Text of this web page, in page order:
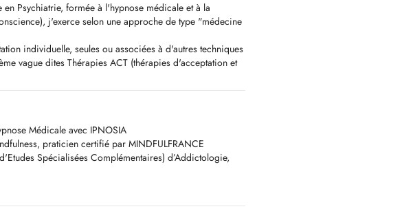
Psychiatrie, formée à l'hypnose médicale et à la
j'exerce selon une approche de type "médecine
individuelle, seules ou associées à d'autres techniques
vague dites Thérapies ACT (thérapies d'acceptation et
des soins pluri-disciplinaires somatiques
été étudiées en recherche scientifique, telles
aigues/chroniques, le retentissement d'une maladie
Médicale avec IPNOSIA​
praticien certifié par MINDFULFRANCE
Spécialisées Complémentaires) d’Addictologie,